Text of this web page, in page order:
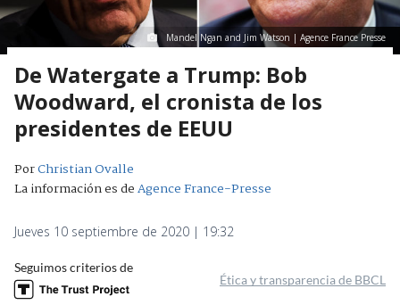
Mandel Ngan and Jim Watson | Agence France Presse
De Watergate a Trump: Bob
Woodward, el cronista de los
presidentes de EEUU
PorChristian Ovalle
La información es deAgence France-Presse
Jueves 10 septiembre de 2020 | 19:32
Seguimos criterios de
Ética y transparencia de BBCL